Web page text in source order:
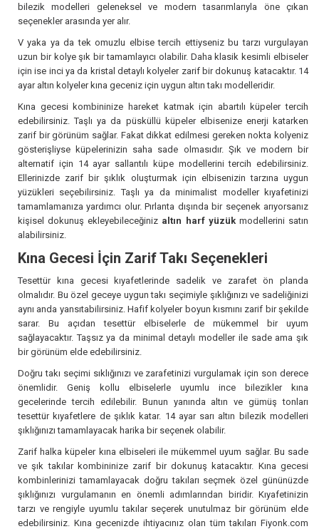
bilezik modelleri geleneksel ve modern tasarımlarıyla öne çıkan
seçenekler arasında yer alır.
V yaka ya da tek omuzlu elbise tercih ettiyseniz bu tarzı vurgulayan
uzun bir kolye şık bir tamamlayıcı olabilir. Daha klasik kesimli elbiseler
için ise inci ya da kristal detaylı kolyeler zarif bir dokunuş katacaktır. 14
ayar altın kolyeler kına geceniz için uygun altın takı modelleridir.
Kına gecesi kombininize hareket katmak için abartılı küpeler tercih
edebilirsiniz. Taşlı ya da püsküllü küpeler elbisenize enerji katarken
zarif bir görünüm sağlar. Fakat dikkat edilmesi gereken nokta kolyeniz
gösterişliyse küpelerinizin saha sade olmasıdır. Şık ve modern bir
alternatif için 14 ayar sallantılı küpe modellerini tercih edebilirsiniz.
Ellerinizde zarif bir şıklık oluşturmak için elbisenizin tarzına uygun
yüzükleri seçebilirsiniz. Taşlı ya da minimalist modeller kıyafetinizi
tamamlamanıza yardımcı olur. Pırlanta dışında bir seçenek arıyorsanız
kişisel dokunuş ekleyebileceğiniz altın harf yüzükmodellerini satın
alabilirsiniz.
Kına Gecesi İçin Zarif Takı Seçenekleri
Tesettür kına gecesi kıyafetlerinde sadelik ve zarafet ön planda
olmalıdır. Bu özel geceye uygun takı seçimiyle şıklığınızı ve sadeliğinizi
aynı anda yansıtabilirsiniz. Hafif kolyeler boyun kısmını zarif bir şekilde
sarar. Bu açıdan tesettür elbiselerle de mükemmel bir uyum
sağlayacaktır. Taşsız ya da minimal detaylı modeller ile sade ama şık
bir görünüm elde edebilirsiniz.
Doğru takı seçimi sıklığınızı ve zarafetinizi vurgulamak için son derece
önemlidir. Geniş kollu elbiselerle uyumlu ince bilezikler kına
gecelerinde tercih edilebilir. Bunun yanında altın ve gümüş tonları
tesettür kıyafetlere de şıklık katar. 14 ayar sarı altın bilezik modelleri
şıklığınızı tamamlayacak harika bir seçenek olabilir.
Zarif halka küpeler kına elbiseleri ile mükemmel uyum sağlar. Bu sade
ve şık takılar kombininize zarif bir dokunuş katacaktır. Kına gecesi
kombinlerinizi tamamlayacak doğru takıları seçmek özel gününüzde
şıklığınızı vurgulamanın en önemli adımlarından biridir. Kıyafetinizin
tarzı ve rengiyle uyumlu takılar seçerek unutulmaz bir görünüm elde
edebilirsiniz. Kına gecenizde ihtiyacınız olan tüm takıları Fiyonk.com